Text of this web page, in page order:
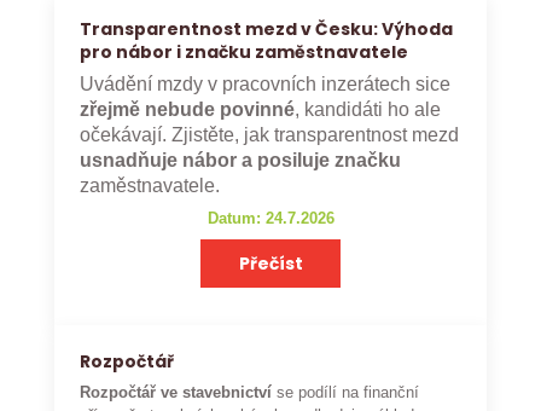
Transparentnost mezd v Česku: Výhoda
pro nábor i značku zaměstnavatele
Uvádění mzdy v pracovních inzerátech sice
zřejmě nebude povinné, kandidáti ho ale
očekávají. Zjistěte, jak transparentnost mezd
usnadňuje nábor a posiluje značku
zaměstnavatele.
Datum: 24.7.2026
Přečíst
Rozpočtář
Rozpočtář ve stavebnictví se podílí na finanční